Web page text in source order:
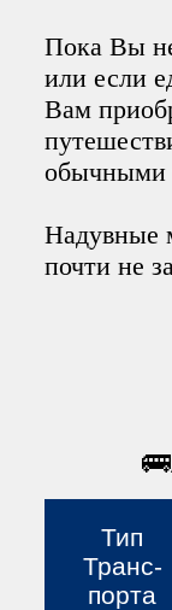
Пока Вы
или если
Вам
обычными
Надувные
почти не
Тип
Транс-
порта